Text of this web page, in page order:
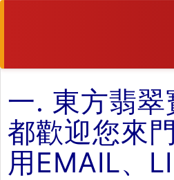
一. 東方翡
都歡迎您來
用EMAIL、